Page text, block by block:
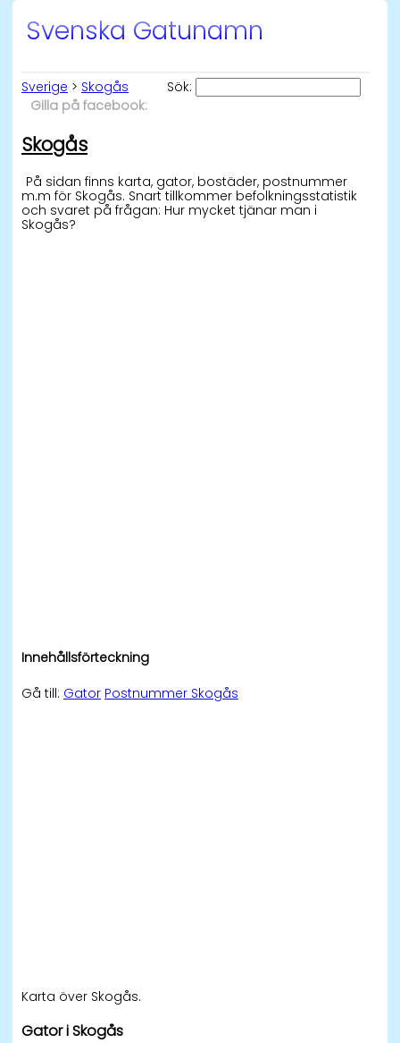
Svenska Gatunamn
Sverige > Skogås
Sök:
Gilla på facebook:
Skogås
På sidan finns karta, gator, bostäder, postnummer
m.m för Skogås. Snart tillkommer befolkningsstatistik
och svaret på frågan: Hur mycket tjänar man i
Skogås?
Innehållsförteckning
Gå till: Gator Postnummer Skogås
Karta över Skogås.
Gator i Skogås